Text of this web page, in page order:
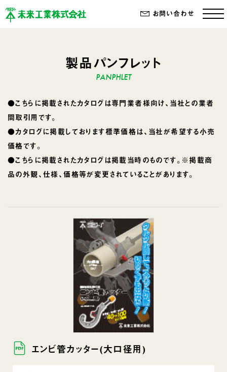
お問い合わせ
製品パンフレット
●こちらに掲載されたカタログは専門業者様向け、当社との業者
間取引用です。
●カタログに掲載しております標準価格は、当社が希望する小売
価格です。
●こちらに掲載されたカタログは掲載当時のものです。※掲載商
品の外観、仕様、価格等が変更されていることがあります。
エンビ管カッター(大口径用)